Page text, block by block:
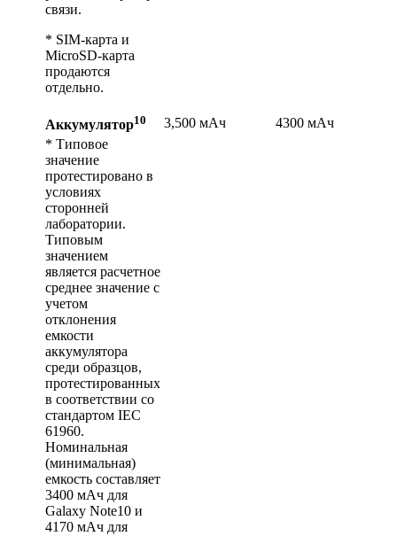
связи.
* SIM-карта и
MicroSD-карта
продаются
отдельно.
Аккумулятор10 3,500 мАч
4300 мАч
* Типовое
значение
протестировано в
условиях
сторонней
лаборатории.
Типовым
значением
является расчетное
среднее значение с
учетом
отклонения
емкости
аккумулятора
среди образцов,
протестированных
в соответствии со
стандартом IEC
61960.
Номинальная
(минимальная)
емкость составляет
3400 мАч для
Galaxy Note10 и
4170 мАч для